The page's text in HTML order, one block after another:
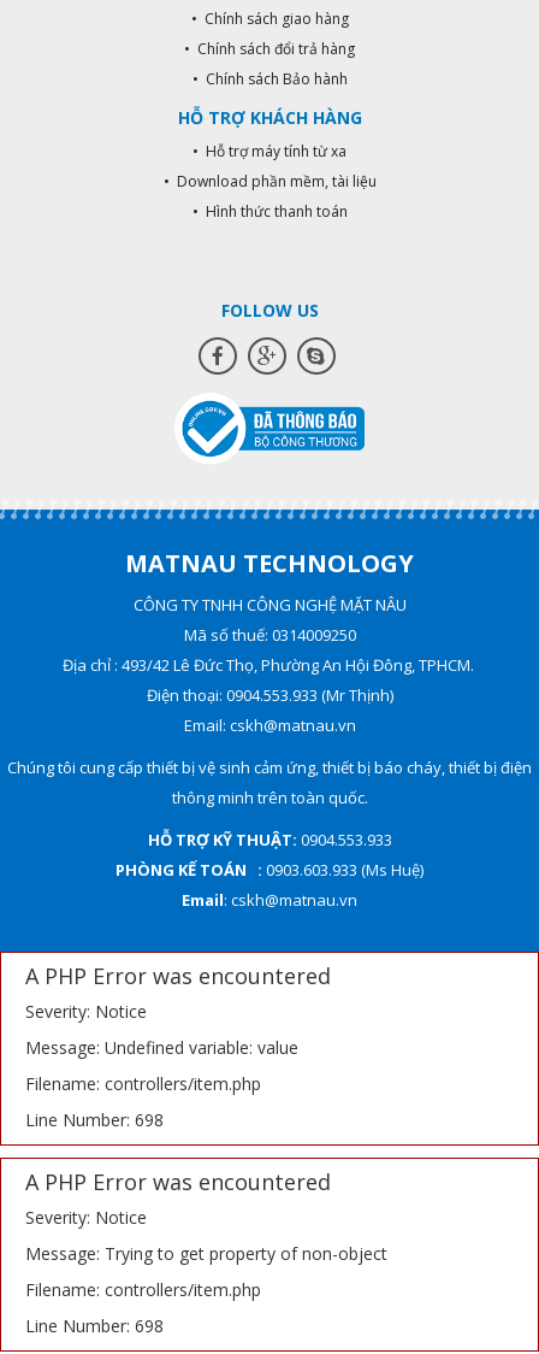
• Chính sách giao hàng
• Chính sách đổi trả hàng
• Chính sách Bảo hành
HỖ TRỢ KHÁCH HÀNG
• Hỗ trợ máy tính từ xa
• Download phần mềm, tài liệu
• Hình thức thanh toán
FOLLOW US
MATNAU TECHNOLOGY
CÔNG TY TNHH CÔNG NGHỆ MẶT NÂU
Mã số thuế: 0314009250
Địa chỉ : 493/42 Lê Đức Thọ, Phường An Hội Đông, TPHCM.
Điện thoại: 0904.553.933 (Mr Thịnh)
Email: cskh@matnau.vn
Chúng tôi cung cấp thiết bị vệ sinh cảm ứng, thiết bị báo cháy, thiết bị điện
thông minh trên toàn quốc.
HỖ TRỢ KỸ THUẬT: 0904.553.933
PHÒNG KẾ TOÁN : 0903.603.933 (Ms Huệ)
Email: cskh@matnau.vn
A PHP Error was encountered
Severity: Notice
Message: Undefined variable: value
Filename: controllers/item.php
Line Number: 698
A PHP Error was encountered
Severity: Notice
Message: Trying to get property of non-object
Filename: controllers/item.php
Line Number: 698